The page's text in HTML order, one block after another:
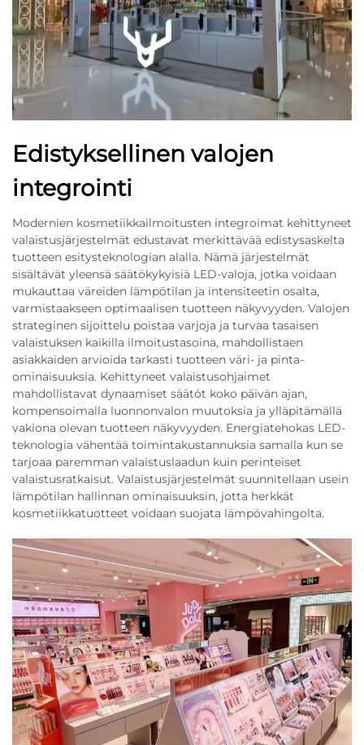
Edistyksellinen valojen
integrointi
Modernien kosmetiikkailmoitusten integroimat kehittyneet
valaistusjärjestelmät edustavat merkittävää edistysaskelta
tuotteen esitysteknologian alalla. Nämä järjestelmät
sisältävät yleensä säätökykyisiä LED-valoja, jotka voidaan
mukauttaa väreiden lämpötilan ja intensiteetin osalta,
varmistaakseen optimaalisen tuotteen näkyvyyden. Valojen
strateginen sijoittelu poistaa varjoja ja turvaa tasaisen
valaistuksen kaikilla ilmoitustasoina, mahdollistaen
asiakkaiden arvioida tarkasti tuotteen väri- ja pinta-
ominaisuuksia. Kehittyneet valaistusohjaimet
mahdollistavat dynaamiset säätöt koko päivän ajan,
kompensoimalla luonnonvalon muutoksia ja ylläpitämällä
vakiona olevan tuotteen näkyvyyden. Energiatehokas LED-
teknologia vähentää toimintakustannuksia samalla kun se
tarjoaa paremman valaistuslaadun kuin perinteiset
valaistusratkaisut. Valaistusjärjestelmät suunnitellaan usein
lämpötilan hallinnan ominaisuuksin, jotta herkkät
kosmetiikkatuotteet voidaan suojata lämpövahingolta.